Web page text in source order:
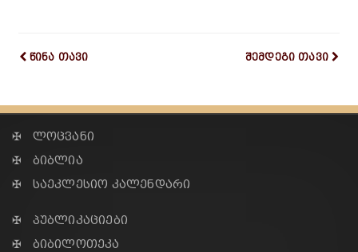
წინა თავი შემდეგი თავი
✠ ლოცვანი
✠ ბიბლია
✠ საეკლესიო კალენდარი
✠ პუბლიკაციები
✠ ბიბილოთეკა